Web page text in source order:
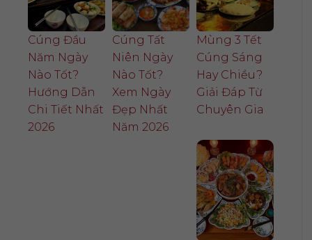
Cúng Đầu
Năm Ngày
Nào Tốt?
Hướng Dẫn
Chi Tiết Nhất
2026
Cúng Tất
Niên Ngày
Nào Tốt?
Xem Ngày
Đẹp Nhất
Năm 2026
Mùng 3 Tết
Cúng Sáng
Hay Chiều?
Giải Đáp Từ
Chuyên Gia